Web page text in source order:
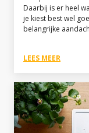
Daarbij is er heel
je kiest best wel
belangrijke
LEES MEER